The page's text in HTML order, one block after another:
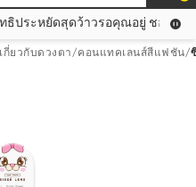
มีบัตรสมาชิกวัตสัน คลับรึยัง? สิทธิประหยัดสุดว้าวรอคุณอยู่ ชอปคุ้มกว่าเดิม คลิก!
ธิประหยัดสุดว้าวรอคุณอยู่ ชอปคุ้มก
ยวกับดวงตา/คอนแทคเลนส์สีแฟชัน/